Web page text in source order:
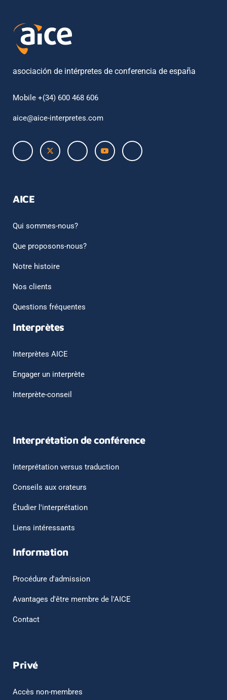
asociación de intérpretes de conferencia de españa
Mobile +(34) 600 468 606
aice@aice-interpretes.com
AICE
Qui sommes-nous?
Que proposons-nous?
Notre histoire
Nos clients
Questions fréquentes
Interprètes
Interprètes AICE
Engager un interprète
Interprète-conseil
Interprétation de conférence
Interprétation versus traduction
Conseils aux orateurs
Étudier l'interprétation
Liens intéressants
Information
Procédure d'admission
Avantages d'être membre de l'AICE
Contact
Privé
Accès non-membres